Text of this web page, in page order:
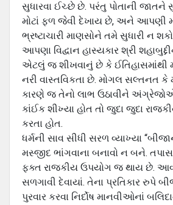
સુધારવા ઈચ્છે છે. પરંતુ પોતાની
મોટાં ફળ જેવી દેખાય છે, અને આપણી
ભ્રષ્ટાચારી માણસોને તમે સુધારી ન
આપણા વિદ્વાન હાસ્યકાર શ્રી
એટલું જ શીખવાનું છે કે ઈતિહાસમાંથી
નરી વાસ્તવિકતા છે. મોગલ સલ્તનત
કારણે જ તેનો લાભ ઉઠાવીને
કાંઈક શીખ્યા હોત તો જુદા જુદા
કરતા હોત.
ધર્મની સાવ સીધી સરળ વ્યાખ્યા
મસ્જીદ ભાંગવાના બનાવો ન બને.
ફક્ત રાજકીય ઉપયોગ જ થાય છે. આવાં
સળગાવી દેવાયાં. તેના પ્રતિકાર રુપે
પુરવાર કરવા નિર્દોષ માનવીઓનાં